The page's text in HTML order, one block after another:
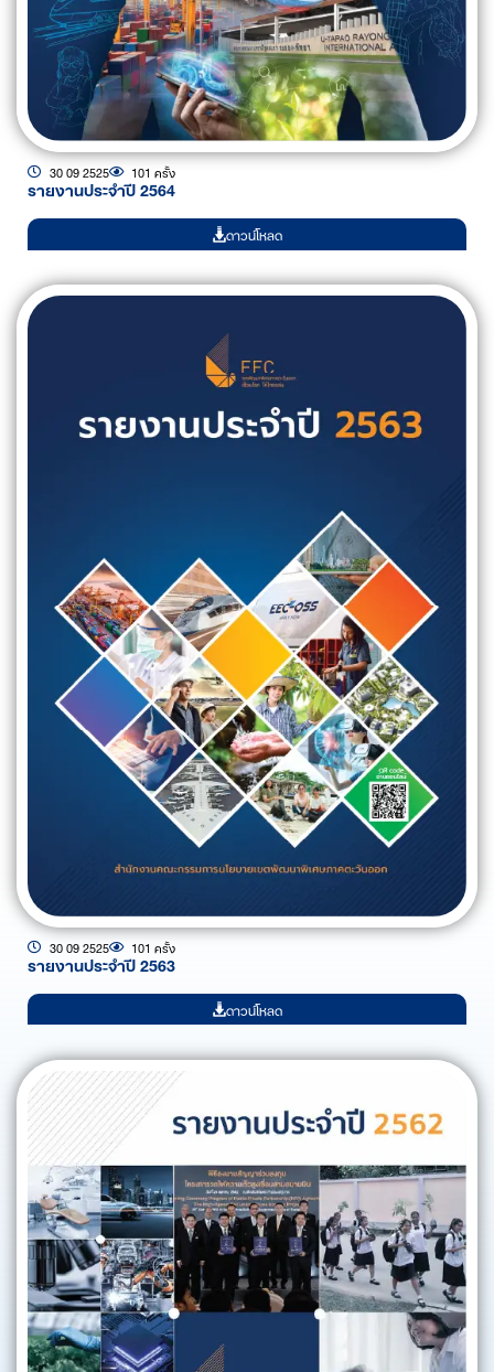
30 09 2525 101 ครั้ง
รายงานประจำปี 2564
ดาวน์โหลด
30 09 2525 101 ครั้ง
รายงานประจำปี 2563
ดาวน์โหลด